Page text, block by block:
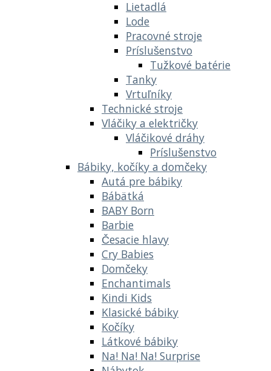
Lietadlá
Lode
Pracovné stroje
Príslušenstvo
Tužkové batérie
Tanky
Vrtuľníky
Technické stroje
Vláčiky a električky
Vláčikové dráhy
Príslušenstvo
Bábiky, kočíky a domčeky
Autá pre bábiky
Bábätká
BABY Born
Barbie
Česacie hlavy
Cry Babies
Domčeky
Enchantimals
Kindi Kids
Klasické bábiky
Kočíky
Látkové bábiky
Na! Na! Na! Surprise